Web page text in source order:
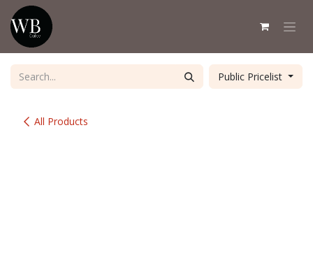
Skip to Content
All Products
Public Pricelist